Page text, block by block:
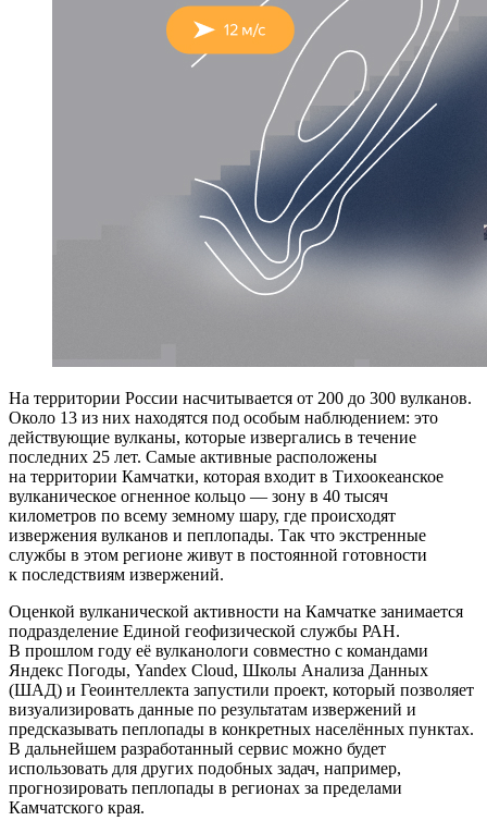
На территории России насчитывается от 200 до 300 вулканов.
Около 13 из них находятся под особым наблюдением: это
действующие вулканы, которые извергались в течение
последних 25 лет. Самые активные расположены
на территории Камчатки, которая входит в Тихоокеанское
вулканическое огненное кольцо — зону в 40 тысяч
километров по всему земному шару, где происходят
извержения вулканов и пеплопады. Так что экстренные
службы в этом регионе живут в постоянной готовности
к последствиям извержений.
Оценкой вулканической активности на Камчатке занимается
подразделение Единой геофизической службы РАН.
В прошлом году её вулканологи совместно с командами
Яндекс Погоды, Yandex Cloud, Школы Анализа Данных
(ШАД) и Геоинтеллекта запустили проект, который позволяет
визуализировать данные по результатам извержений и
предсказывать пеплопады в конкретных населённых пунктах.
В дальнейшем разработанный сервис можно будет
использовать для других подобных задач, например,
прогнозировать пеплопады в регионах за пределами
Камчатского края.